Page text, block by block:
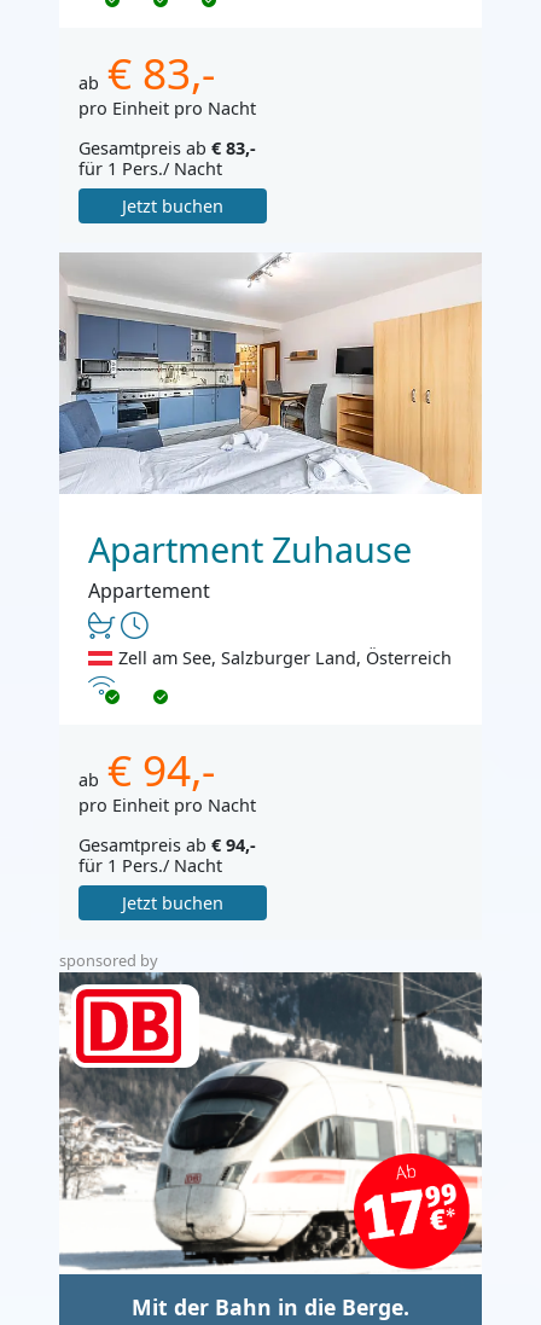
ab € 83,-
pro Einheit pro Nacht
Gesamtpreis ab € 83,-
für 1 Pers./ Nacht
Jetzt buchen
Apartment Zuhause
Appartement
Zell am See, Salzburger Land, Österreich
Internet
ab € 94,-
pro Einheit pro Nacht
Gesamtpreis ab € 94,-
für 1 Pers./ Nacht
Jetzt buchen
sponsored by
Mit der Bahn in die Berge.